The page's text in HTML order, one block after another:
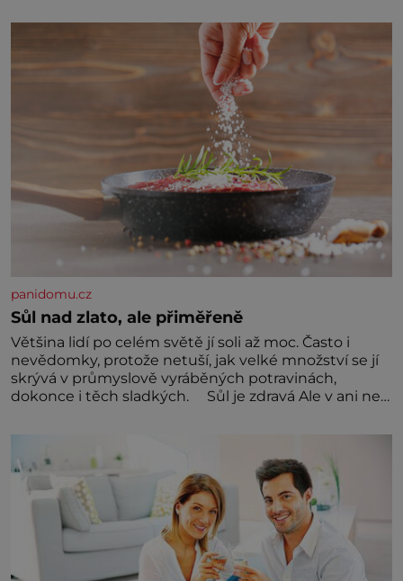
židovské kultury ŠTETL FEST 2026. Některé návraty
nejsou jednoduché. Místa, která si člověk pamatuje z
rodinných vyprávění, už dávno
panidomu.cz
Sůl nad zlato, ale přiměřeně
Většina lidí po celém světě jí soli až moc. Často i
nevědomky, protože netuší, jak velké množství se jí
skrývá v průmyslově vyráběných potravinách,
dokonce i těch sladkých. Sůl je zdravá Ale v ani ne
běžné. Její základní složky– sodík a chlór – jsou